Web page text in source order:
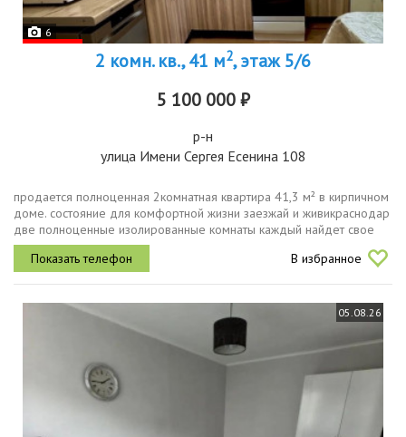
6
2 комн. кв., 41 м2, этаж 5/6
5 100 000 ₽
р-н
улица Имени Сергея Есенина 108
продается полноценная 2комнатная квартира 41,3 м² в кирпичном
доме. состояние для комфортной жизни заезжай и живикраснодар
две полноценные изолированные комнаты каждый найдет свое
личное пространство. отдельная кухня, лоджия и совмещенный
санузел....
В избранное
05.08.26